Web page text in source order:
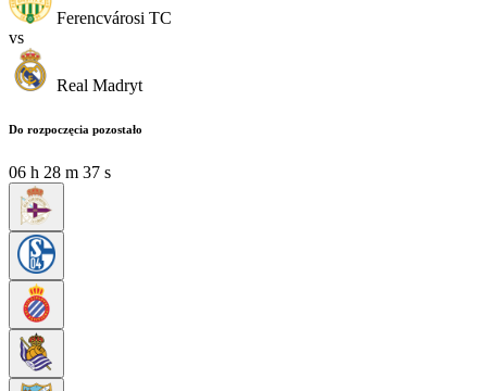
Ferencvárosi TC
vs
Real Madryt
Do rozpoczęcia pozostało
06 h 28 m 36 s